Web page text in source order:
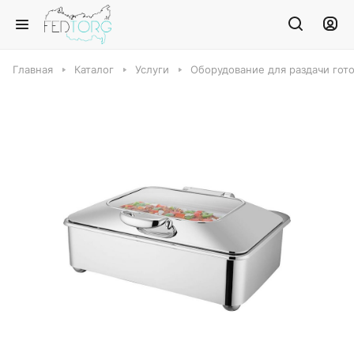
Главная Каталог Услуги Оборудование для раздачи